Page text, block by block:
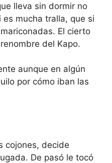
lleva sin dormir no
mucha tralla, que si
El cierto
del Kapo.
aunque en algún
por cómo iban las
cojones, decide
De pasó le tocó